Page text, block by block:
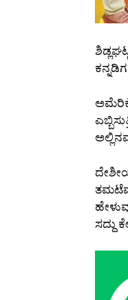
ಸದ್ದು